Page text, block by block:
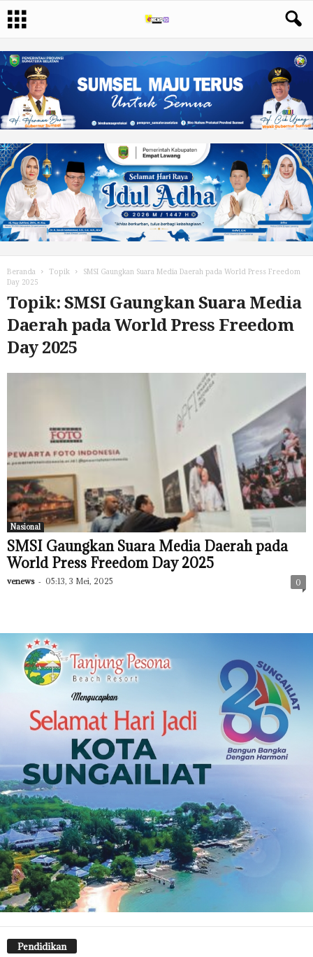
Beranda Topik
SMSI Gaungkan Suara Media Daerah pada World Press Freedom
Day 2025
Topik: SMSI Gaungkan Suara Media
Daerah pada World Press Freedom
Day 2025
Nasional
SMSI Gaungkan Suara Media Daerah pada
World Press Freedom Day 2025
venews - 05:13, 3 Mei, 2025 0
Pendidikan